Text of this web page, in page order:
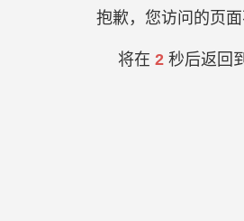
抱歉，您访问的页面
将在 2秒后返回到